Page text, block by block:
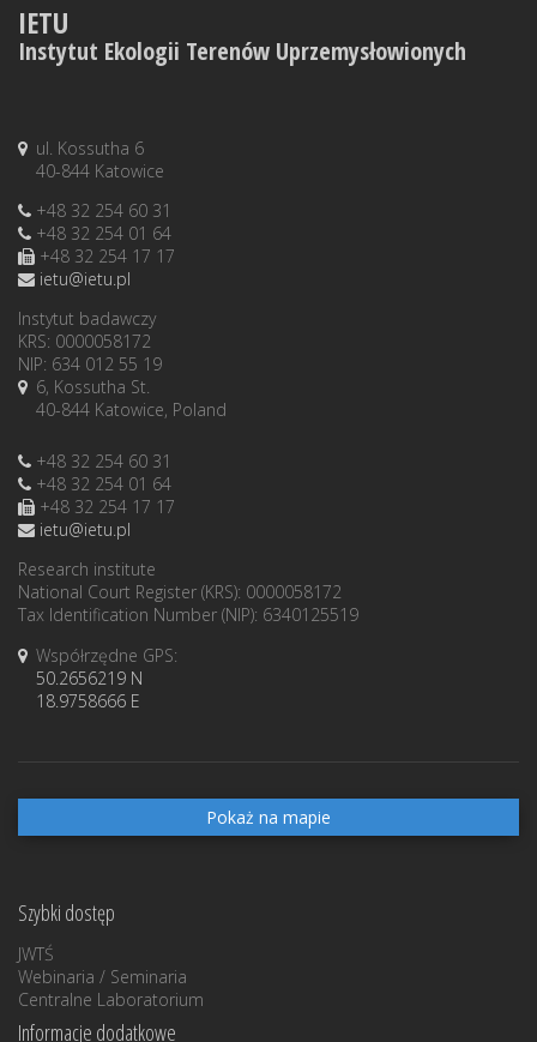
IETU
Instytut Ekologii Terenów Uprzemysłowionych
ul. Kossutha 6
40-844 Katowice
+48 32 254 60 31
+48 32 254 01 64
+48 32 254 17 17
ietu@ietu.pl
Instytut badawczy
KRS: 0000058172
NIP: 634 012 55 19
6, Kossutha St.
40-844 Katowice, Poland
+48 32 254 60 31
+48 32 254 01 64
+48 32 254 17 17
ietu@ietu.pl
Research institute
National Court Register (KRS): 0000058172
Tax Identification Number (NIP): 6340125519
Współrzędne GPS:
50.2656219 N
18.9758666 E
Pokaż na mapie
Szybki dostęp
JWTŚ
Webinaria / Seminaria
Centralne Laboratorium
Informacje dodatkowe